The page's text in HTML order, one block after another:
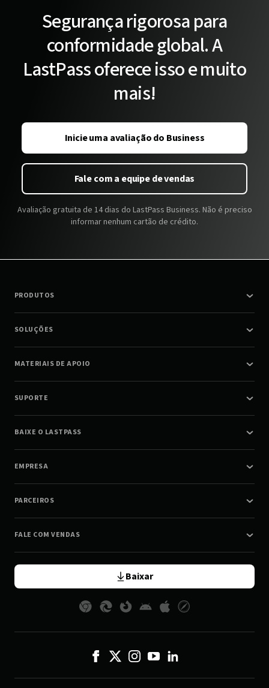
Segurança rigorosa para
conformidade global. A
LastPass oferece isso e muito
mais!
Inicie uma avaliação do Business
Fale com a equipe de vendas
Avaliação gratuita de 14 dias do LastPass Business. Não é preciso
informar nenhum cartão de crédito.
PRODUTOS
SOLUÇÕES
MATERIAIS DE APOIO
SUPORTE
BAIXE O LASTPASS
EMPRESA
PARCEIROS
FALE COM VENDAS
Baixar